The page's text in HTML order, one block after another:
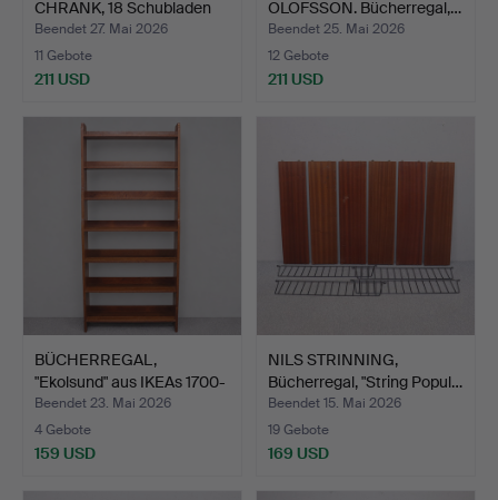
CHRANK, 18 Schubladen
h…
Beendet 27. Mai 2026
11 Gebote
211 USD
OLOFSSON. Bücherregal,…
Beendet 25. Mai 2026
12 Gebote
211 USD
BÜCHERREGAL,
"Ekolsund" aus IKEAs 1700-
Jah…
Beendet 23. Mai 2026
4 Gebote
159 USD
NILS STRINNING,
Bücherregal, "String Popul…
Beendet 15. Mai 2026
19 Gebote
169 USD